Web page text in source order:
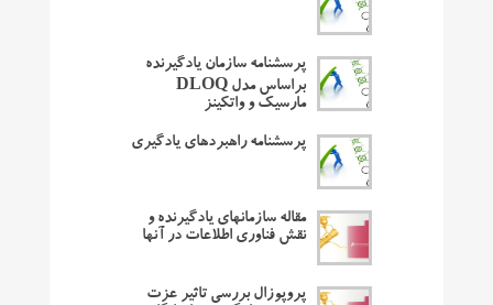
پرسشنامه سازمان یادگیرنده
براساس مدل DLOQ
مارسیک و واتکینز
پرسشنامه راهبردهای یادگیری
مقاله سازمانهای یادگیرنده و
نقش فناوری اطلاعات در آنها
پروپوزال بررسی تاثیر عزت